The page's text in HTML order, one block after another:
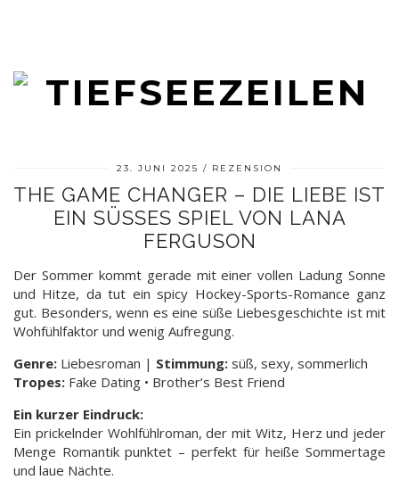
23. JUNI 2025 REZENSION
THE GAME CHANGER – DIE LIEBE IST
EIN SÜSSES SPIEL VON LANA F
ERGUSON
Der Sommer kommt gerade mit einer vollen Ladung Sonne
und Hitze, da tut ein spicy Hockey-Sports-Romance ganz
gut. Besonders, wenn es eine süße Liebesgeschichte ist mit
Wohfühlfaktor und wenig Aufregung.
Genre: Liebesroman | Stimmung: süß, sexy, sommerlich
Tropes: Fake Dating • Brother’s Best Friend
Ein kurzer Eindruck:
Ein prickelnder Wohlfühlroman, der mit Witz, Herz und jeder
Menge Romantik punktet – perfekt für heiße Sommertage
und laue Nächte.